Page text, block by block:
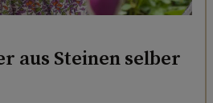
aus Steinen selber